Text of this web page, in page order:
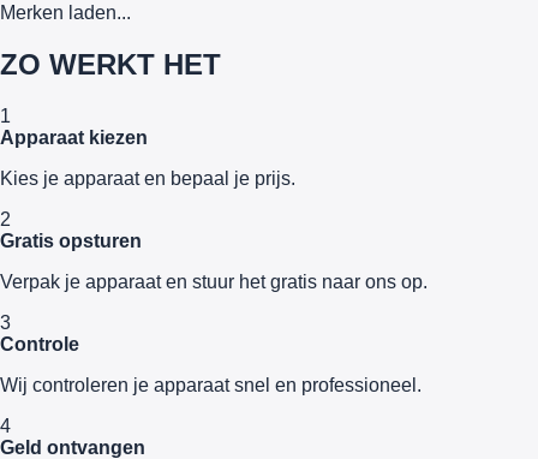
Merken laden...
ZO WERKT HET
1
Apparaat kiezen
Kies je apparaat en bepaal je prijs.
2
Gratis opsturen
Verpak je apparaat en stuur het gratis naar ons op.
3
Controle
Wij controleren je apparaat snel en professioneel.
4
Geld ontvangen